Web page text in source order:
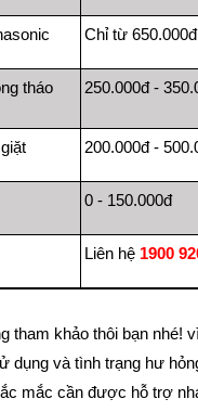
Chỉ từ 650.000đ
tháo
250.000đ -
200.000đ -
0 - 150.000đ
Liên hệ 1900
tham khảo thôi bạn nhé!
dụng và tình trạng hư
mắc cần được hỗ trợ